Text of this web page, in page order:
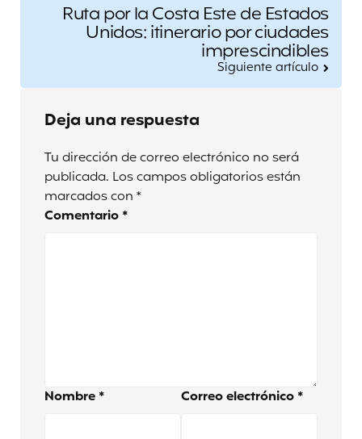
Ruta por la Costa Este de Estados
Unidos: itinerario por ciudades
imprescindibles
Siguiente artículo
Deja una respuesta
Tu dirección de correo electrónico no será
publicada. Los campos obligatorios están
marcados con *
Comentario *
Nombre * Correo electrónico *